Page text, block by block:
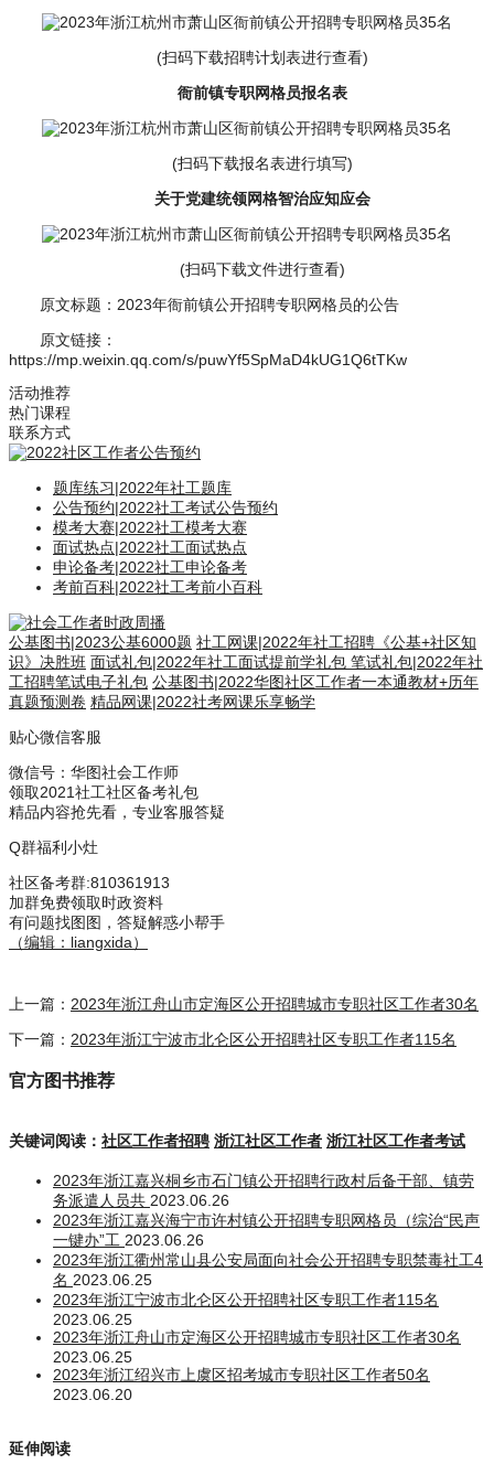
(扫码下载招聘计划表进行查看)
衙前镇专职网格员报名表
(扫码下载报名表进行填写)
关于党建统领网格智治应知应会
(扫码下载文件进行查看)
原文标题：2023年衙前镇公开招聘专职网格员的公告
原文链接：
https://mp.weixin.qq.com/s/puwYf5SpMaD4kUG1Q6tTKw
活动推荐
热门课程
联系方式
题库练习|2022年社工题库
公告预约|2022社工考试公告预约
模考大赛|2022社工模考大赛
面试热点|2022社工面试热点
申论备考|2022社工申论备考
考前百科|2022社工考前小百科
公基图书|2023公基6000题 社工网课|2022年社工招聘《公基+社区知
识》决胜班 面试礼包|2022年社工面试提前学礼包 笔试礼包|2022年社
工招聘笔试电子礼包 公基图书|2022华图社区工作者一本通教材+历年
真题预测卷 精品网课|2022社考网课乐享畅学
贴心微信客服
微信号： 华图社会工作师
领取2021社工社区备考礼包
精品内容抢先看，专业客服答疑
Q群福利小灶
社区备考群:810361913
加群免费领取时政资料
有问题找图图，答疑解惑小帮手
（编辑：liangxida）
上一篇： 2023年浙江舟山市定海区公开招聘城市专职社区工作者30名
下一篇： 2023年浙江宁波市北仑区公开招聘社区专职工作者115名
官方图书推荐
关键词阅读： 社区工作者招聘 浙江社区工作者 浙江社区工作者考试
2023年浙江嘉兴桐乡市石门镇公开招聘行政村后备干部、镇劳
务派遣人员共 2023.06.26
2023年浙江嘉兴海宁市许村镇公开招聘专职网格员（综治“民声
一键办”工 2023.06.26
2023年浙江衢州常山县公安局面向社会公开招聘专职禁毒社工4
名 2023.06.25
2023年浙江宁波市北仑区公开招聘社区专职工作者115名
2023.06.25
2023年浙江舟山市定海区公开招聘城市专职社区工作者30名
2023.06.25
2023年浙江绍兴市上虞区招考城市专职社区工作者50名
2023.06.20
延伸阅读